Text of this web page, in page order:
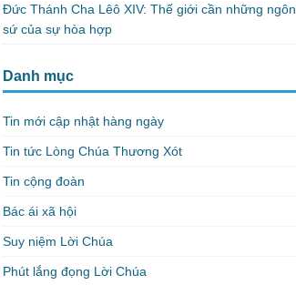
Đức Thánh Cha Lêô XIV: Thế giới cần những ngôn
sứ của sự hòa hợp
Danh mục
Tin mới cập nhật hàng ngày
Tin tức Lòng Chúa Thương Xót
Tin cộng đoàn
Bác ái xã hội
Suy niệm Lời Chúa
Phút lắng đọng Lời Chúa